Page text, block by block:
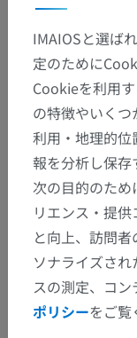
人体解剖学2
人体> 筋骨格
下位構造： こ
せん
人体解剖学1
動物の比較解
IMAIOSと選ば
定のために
Cookieを利用
の特徴やいくつ
利用・地理的
報を分析し保存
次の目的のた
リエンス・提
と向上、訪問
ソナライズさ
スの測定、コ
ポリシーをご覧